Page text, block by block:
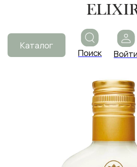
Поиск
Каталог
Войти Вишлист